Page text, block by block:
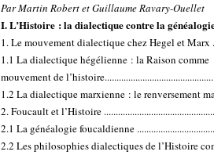
Par Martin Robert et Guillaume Ravary-Ouellet
I. L’Histoire : la dialectique contre la généalogie
1. Le mouvement dialectique chez Hegel et Marx
1.1 La dialectique hégélienne : la Raison comme
mouvement de
1.2 La dialectique marxienne : le renversement
2. Foucault et l’Histoire
2.1 La généalogie foucaldienne
2.2 Les philosophies dialectiques de l’Histoire